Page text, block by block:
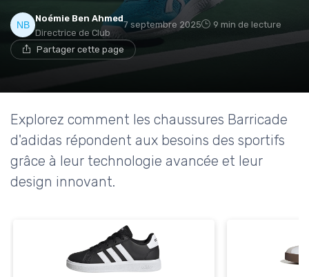
Noémie Ben Ahmed
Directrice de Club
7 septembre 2025 9 min de lecture
Partager cette page
Explorez comment les chaussures Barricade
d'adidas répondent aux besoins des sportifs
grâce à leur technologie avancée et leur
design innovant.
* En rejoignant le club, j'accepte de recevoir les emails
de Sports Insiders et les offres de ses partenaires.